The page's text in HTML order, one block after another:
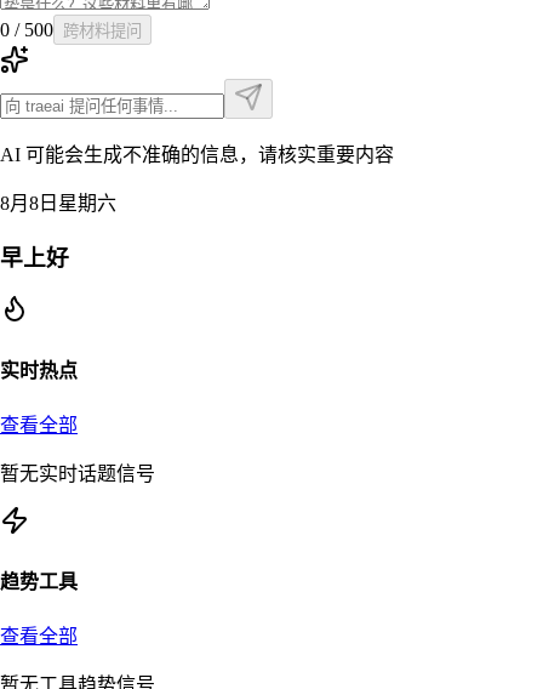
0 / 500 跨材料提问
AI 可能会生成不准确的信息，请核实重要内容
8月8日星期六
早上好
实时热点
查看全部
暂无实时话题信号
趋势工具
查看全部